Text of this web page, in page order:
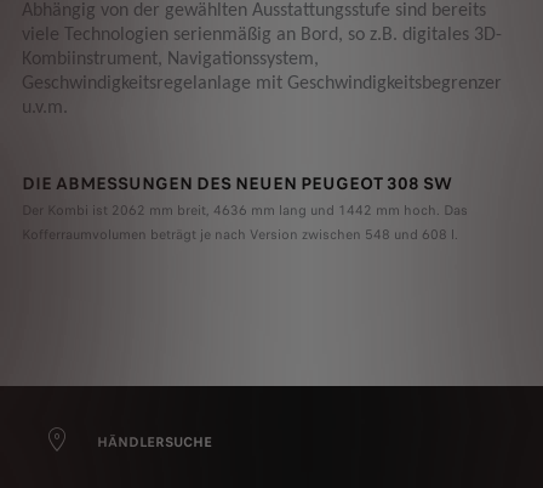
Abhängig von der gewählten Ausstattungsstufe sind bereits
viele Technologien serienmäßig an Bord, so z.B. digitales 3D-
Kombiinstrument, Navigationssystem,
Geschwindigkeitsregelanlage mit Geschwindigkeitsbegrenzer
u.v.m.
DIE ABMESSUNGEN DES NEUEN PEUGEOT 308 SW
Der Kombi ist 2062 mm breit, 4636 mm lang und 1442 mm hoch. Das
Kofferraumvolumen beträgt je nach Version zwischen 548 und 608 l.
HÄNDLERSUCHE